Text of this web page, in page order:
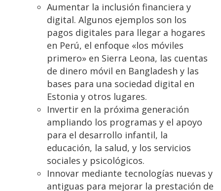
Aumentar la inclusión financiera y
digital. Algunos ejemplos son los
pagos digitales para llegar a hogares
en Perú, el enfoque «los móviles
primero» en Sierra Leona, las cuentas
de dinero móvil en Bangladesh y las
bases para una sociedad digital en
Estonia y otros lugares.
Invertir en la próxima generación
ampliando los programas y el apoyo
para el desarrollo infantil, la
educación, la salud, y los servicios
sociales y psicológicos.
Innovar mediante tecnologías nuevas y
antiguas para mejorar la prestación de